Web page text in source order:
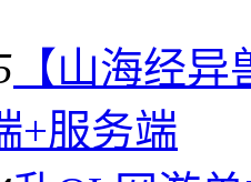
【山海经
+服务端